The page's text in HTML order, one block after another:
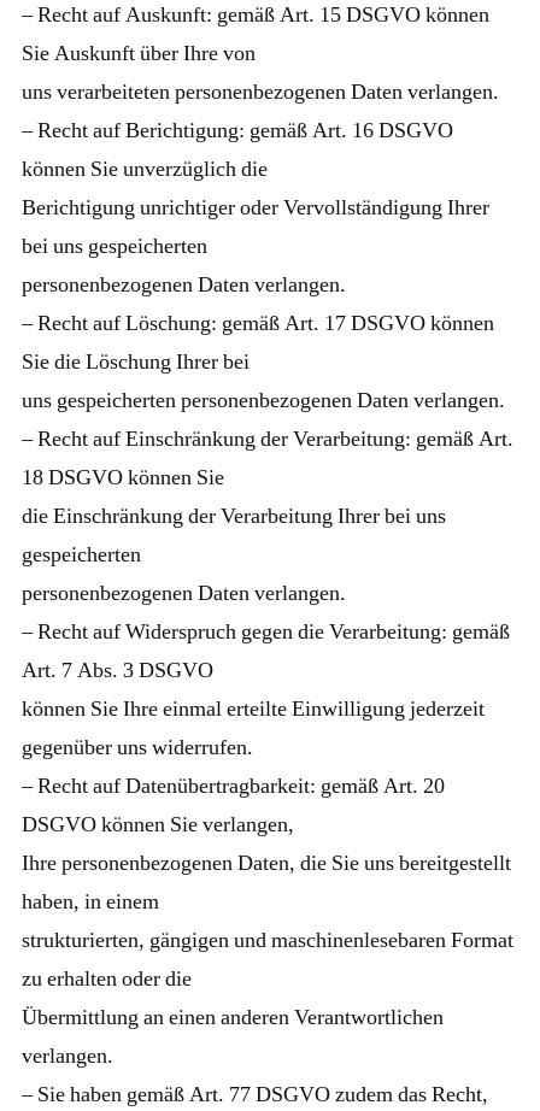
– Recht auf Auskunft: gemäß Art. 15 DSGVO können
Sie Auskunft über Ihre von
uns verarbeiteten personenbezogenen Daten verlangen.
– Recht auf Berichtigung: gemäß Art. 16 DSGVO
können Sie unverzüglich die
Berichtigung unrichtiger oder Vervollständigung Ihrer
bei uns gespeicherten
personenbezogenen Daten verlangen.
– Recht auf Löschung: gemäß Art. 17 DSGVO können
Sie die Löschung Ihrer bei
uns gespeicherten personenbezogenen Daten verlangen.
– Recht auf Einschränkung der Verarbeitung: gemäß Art.
18 DSGVO können Sie
die Einschränkung der Verarbeitung Ihrer bei uns
gespeicherten
personenbezogenen Daten verlangen.
– Recht auf Widerspruch gegen die Verarbeitung: gemäß
Art. 7 Abs. 3 DSGVO
können Sie Ihre einmal erteilte Einwilligung jederzeit
gegenüber uns widerrufen.
– Recht auf Datenübertragbarkeit: gemäß Art. 20
DSGVO können Sie verlangen,
Ihre personenbezogenen Daten, die Sie uns bereitgestellt
haben, in einem
strukturierten, gängigen und maschinenlesebaren Format
zu erhalten oder die
Übermittlung an einen anderen Verantwortlichen
verlangen.
– Sie haben gemäß Art. 77 DSGVO zudem das Recht,